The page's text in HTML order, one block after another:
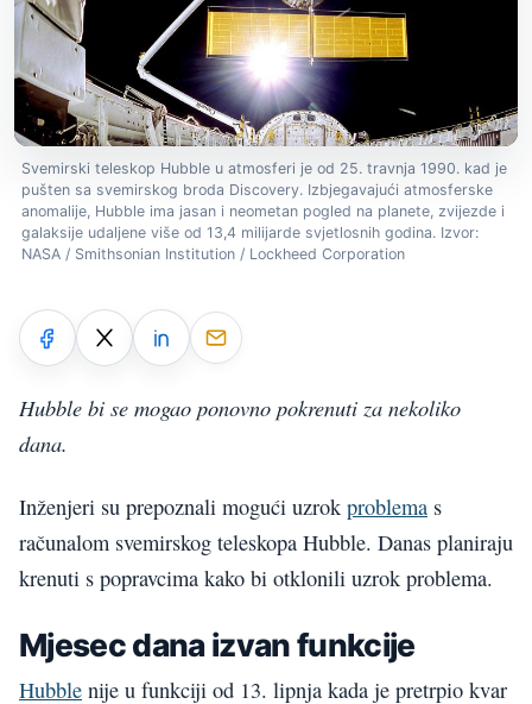
Svemirski teleskop Hubble u atmosferi je od 25. travnja 1990. kad je
pušten sa svemirskog broda Discovery. Izbjegavajući atmosferske
anomalije, Hubble ima jasan i neometan pogled na planete, zvijezde i
galaksije udaljene više od 13,4 milijarde svjetlosnih godina. Izvor:
NASA / Smithsonian Institution / Lockheed Corporation
Hubble bi se mogao ponovno pokrenuti za nekoliko
dana.
Inženjeri su prepoznali mogući uzrok problema s
računalom svemirskog teleskopa Hubble. Danas planiraju
krenuti s popravcima kako bi otklonili uzrok problema.
Mjesec dana izvan funkcije
Hubble nije u funkciji od 13. lipnja kada je pretrpio kvar